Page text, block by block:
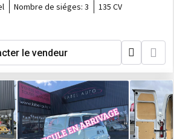
Nombre de siéges: 3
135 CV
le vendeur